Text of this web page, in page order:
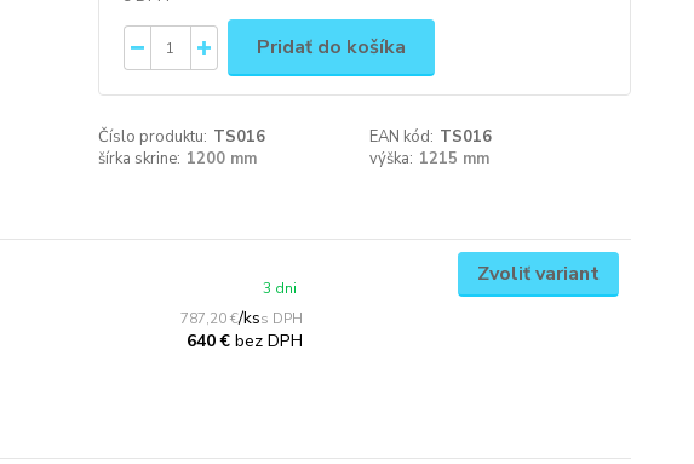
Pridať do košíka
Číslo produktu: TS016 EAN kód: TS016
šírka skrine: 1200 mm výška: 1215 mm
787,20 €/ks
640 €bez DPH
3 dni
Zvoliť variant